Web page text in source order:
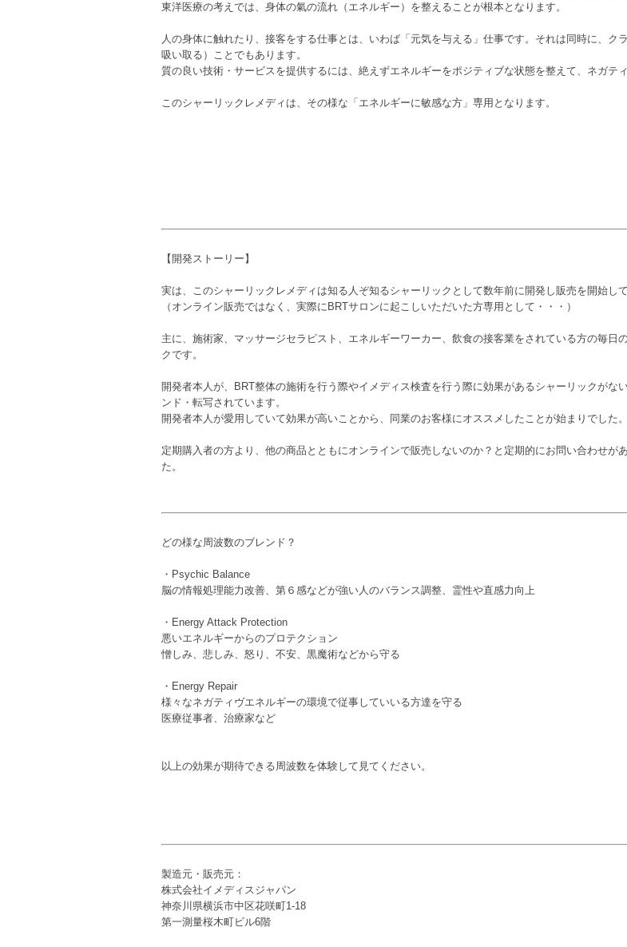
東洋医療の考えでは、身体の氣の流れ（エネルギー）を整えることが根本となります。
人の身体に触れたり、接客をする仕事とは、いわば「元気を与える」仕事です。それは同時に、
吸い取る）ことでもあります。
質の良い技術・サービスを提供するには、絶えずエネルギーをポジティブな状態を整えて、ネガテ
このシャーリックレメディは、その様な 「エネルギーに敏感な方」専用 となります。
【開発ストーリー】
実は、このシャーリックレメディは知る人ぞ知るシャーリックとして数年前に開発し販売を開始して
（オンライン販売ではなく、実際にBRTサロンに起こしいただいた方専用として・・・）
主に、施術家、マッサージセラピスト、エネルギーワーカー、飲食の接客業をされている方の毎日
クです。
開発者本人が、BRT整体の施術を行う際やイメディス検査を行う際に効果があるシャーリックがな
ンド・転写されています。
開発者本人が愛用していて効果が高いことから、同業のお客様にオススメしたことが始まりでした。
定期購入者の方より、他の商品とともにオンラインで販売しないのか？と定期的にお問い合わせが
た。
どの様な周波数のブレンド？
・Psychic Balance
脳の情報処理能力改善、第６感などが強い人のバランス調整、霊性や直感力向上
・Energy Attack Protection
悪いエネルギーからのプロテクション
憎しみ、悲しみ、怒り、不安、黒魔術などから守る
・Energy Repair
様々なネガティヴエネルギーの環境で従事していいる方達を守る
医療従事者、治療家など
以上の効果が期待できる周波数を体験して見てください。
製造元・販売元：
株式会社イメディスジャパン
神奈川県横浜市中区花咲町1-18
第一測量桜木町ビル6階